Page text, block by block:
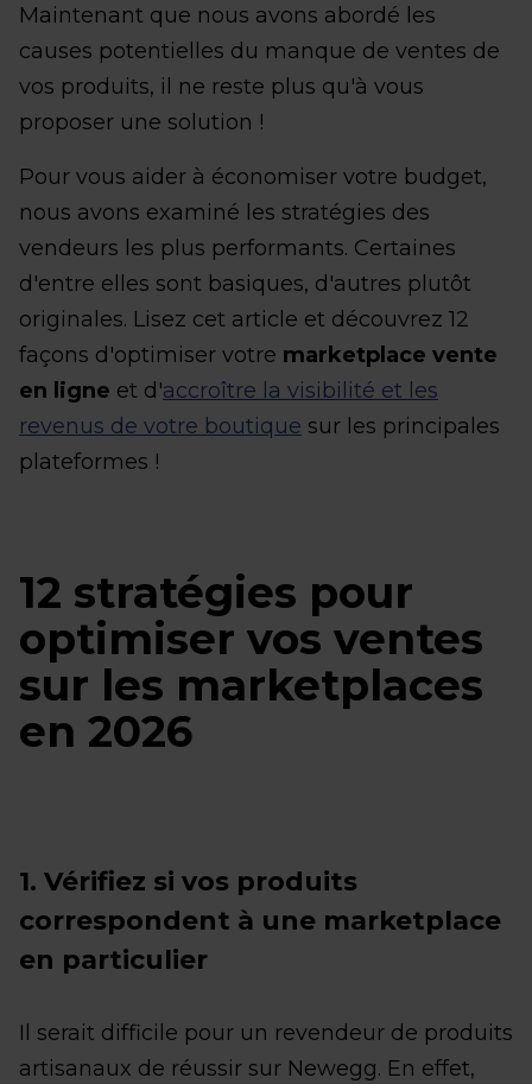
Maintenant que nous avons abordé les
causes potentielles du manque de ventes de
vos produits, il ne reste plus qu'à vous
proposer une solution !
Pour vous aider à économiser votre budget,
nous avons examiné les stratégies des
vendeurs les plus performants. Certaines
d'entre elles sont basiques, d'autres plutôt
originales. Lisez cet article et découvrez 12
façons d'optimiser votre marketplace vente
en ligne et d'accroître la visibilité et les
revenus de votre boutique sur les principales
plateformes !
12 stratégies pour
optimiser vos ventes
sur les marketplaces
en 2026
1. Vérifiez si vos produits
correspondent à une marketplace
en particulier
Il serait difficile pour un revendeur de produits
artisanaux de réussir sur Newegg. En effet,